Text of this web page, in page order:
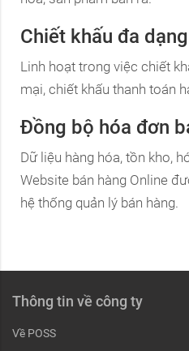
Chiết khấu đa dạng
Linh hoạt trong việc chiết
mại, chiết khấu thanh toán
Đồng bộ hóa đơn
Dữ liệu hàng hóa, tồn kho,
Website bán hàng Online
hệ thống quản lý bán hàng.
Thông tin về công ty
Về POSS